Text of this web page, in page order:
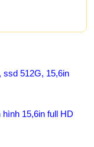
ssd 512G, 15,6in
15,6in full HD